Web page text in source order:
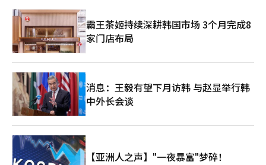
章赫表示：“政府应当承担起改革现有电力市场补偿机制的责任，
以便顺利实施能源转型”，并指出“在每次能源危机中，韩国电力
公司的债务和电价负担不断加重的电力市场结构不能再被忽
视。”※ 本报道经人工智能（AI）系统翻译与编辑。
品价格已经上涨。”他提到了汽油和食品价格的上涨。另一位网友
则表示：“工资上涨1单位，电费、水费和子女教育费用每年上涨
5%至10%。”还有评论提到，生活费用相比几年前大幅增加，市
场上蔬菜价格也变得昂贵。 与此同时，越南政府也强调了物价管
理的必要性。本月初，在物价管理运营委员会的六个月检查会议
后，阮文长副总理要求各部门、机构和地方政府在今年剩余时间内
有效控制价格水平。他还要求更仔细地预测加大物价压力的因素，
并加强早期预警。 ※ 本报道经人工智能（AI）系统翻译与编辑。
霸王茶姬持续深耕韩国市场 3个月完成8
家门店布局
消息：王毅有望下月访韩 与赵显举行韩
中外长会谈
【亚洲人之声】"一夜暴富"梦碎！